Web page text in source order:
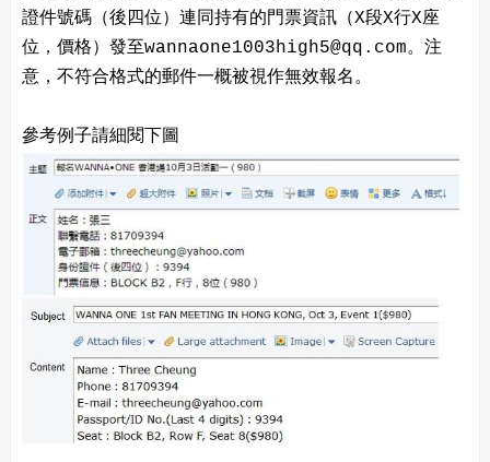
證件號碼（後四位）連同持有的門票資訊（X段X行X座
位，價格）發至wannaone1003high5@qq.com。注
意，不符合格式的郵件一概被視作無效報名。
參考例子請細閱下圖